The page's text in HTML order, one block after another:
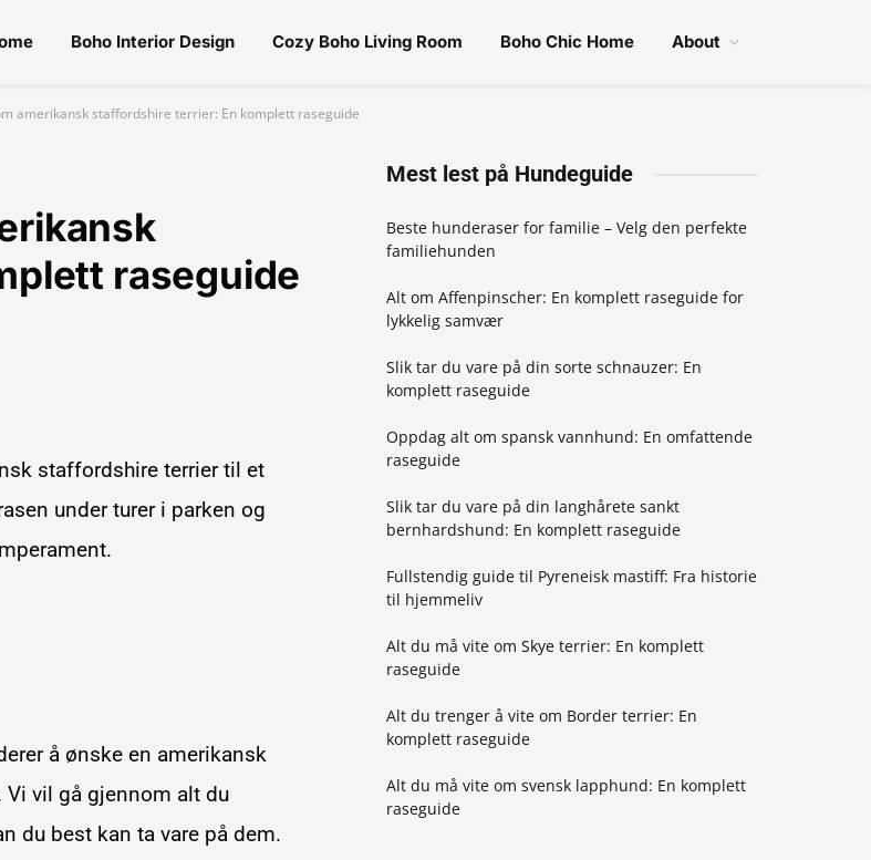
Boho Interior Design Cozy Boho Living Room Boho Chic Home About
amerikansk staffordshire terrier: En komplett raseguide
raseguide
staffordshire terrier til et
under turer i parken og
å ønske en amerikansk
vil gå gjennom alt du
du best kan ta vare på dem.
Mest lest på Hundeguide
Beste hunderaser for familie – Velg den perfekte
familiehunden
Alt om Affenpinscher: En komplett raseguide for
lykkelig samvær
Slik tar du vare på din sorte schnauzer: En
komplett raseguide
Oppdag alt om spansk vannhund: En omfattende
raseguide
Slik tar du vare på din langhårete sankt
bernhardshund: En komplett raseguide
Fullstendig guide til Pyreneisk mastiff: Fra historie
til hjemmeliv
Alt du må vite om Skye terrier: En komplett
raseguide
Alt du trenger å vite om Border terrier: En
komplett raseguide
Alt du må vite om svensk lapphund: En komplett
raseguide